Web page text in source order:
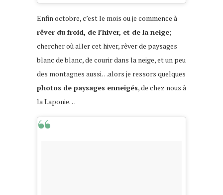
Enfin octobre, c’est le mois ou je commence à
rêver du froid, de l’hiver, et de la neige;
chercher où aller cet hiver, rêver de paysages
blanc de blanc, de courir dans la neige, et un peu
des montagnes aussi…alors je ressors quelques
photos de paysages enneigés, de chez nous à
la Laponie…